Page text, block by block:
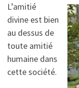
L’amitié
divine est bien
au dessus de
toute amitié
humaine dans
cette société.